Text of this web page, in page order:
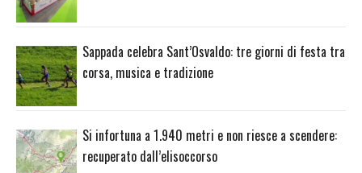
Sappada celebra Sant’Osvaldo: tre giorni di festa tra
corsa, musica e tradizione
Si infortuna a 1.940 metri e non riesce a scendere:
recuperato dall’elisoccorso